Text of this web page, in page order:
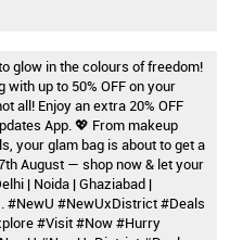
glow in the colours of freedom!
up to 50% OFF on your
all! Enjoy an extra 20% OFF
App. 💖 From makeup
your glam bag is about to get a
August — shop now & let your
| Noida | Ghaziabad |
#NewU #NewUxDistrict #Deals
#Visit #Now #Hurry